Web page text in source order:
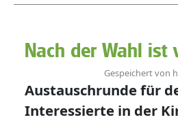
Nach der Wahl ist
Gespeichert von
Austauschrunde für
Interessierte in der